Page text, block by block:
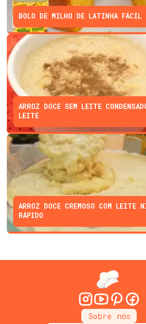
BOLO DE MILHO DE LATINHA FÁCIL
ARROZ DOCE SEM LEITE
LEITE
ARROZ DOCE CREMOSO COM
RÁPIDO
Sobre nós